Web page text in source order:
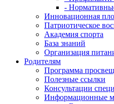
-
Инновационная
Патриотическое
Академия спорта
База знаний
Организация
Родителям
Программа
Полезные ссылки
Консультации
Информационные